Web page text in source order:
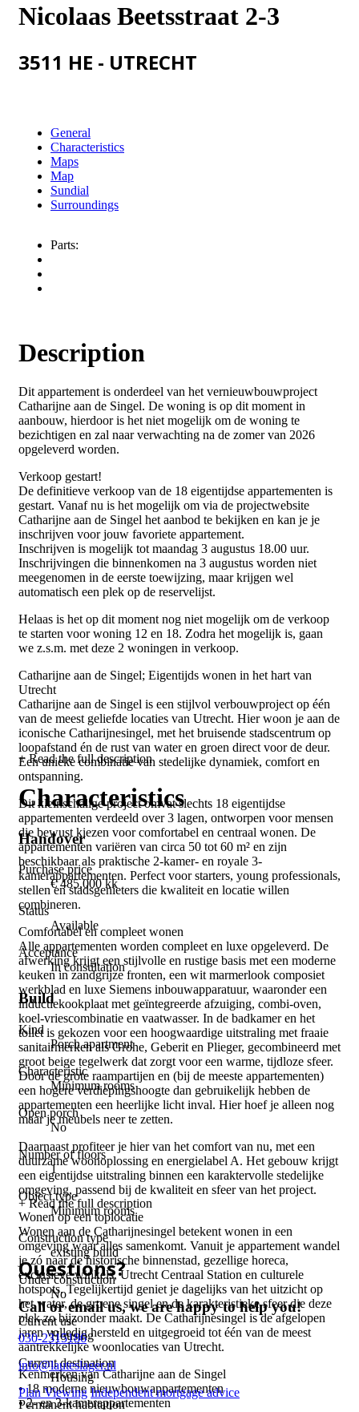
Nicolaas Beetsstraat 2-3
3511 HE - UTRECHT
General
Characteristics
Maps
Map
Sundial
Surroundings
Parts:
Description
Dit appartement is onderdeel van het vernieuwbouwproject
Catharijne aan de Singel. De woning is op dit moment in
aanbouw, hierdoor is het niet mogelijk om de woning te
bezichtigen en zal naar verwachting na de zomer van 2026
opgeleverd worden.
Verkoop gestart!
De definitieve verkoop van de 18 eigentijdse appartementen is
gestart. Vanaf nu is het mogelijk om via de projectwebsite
Catharijne aan de Singel het aanbod te bekijken en kan je je
inschrijven voor jouw favoriete appartement.
Inschrijven is mogelijk tot maandag 3 augustus 18.00 uur.
Inschrijvingen die binnenkomen na 3 augustus worden niet
meegenomen in de eerste toewijzing, maar krijgen wel
automatisch een plek op de reservelijst.
Helaas is het op dit moment nog niet mogelijk om de verkoop
te starten voor woning 12 en 18. Zodra het mogelijk is, gaan
we z.s.m. met deze 2 woningen in verkoop.
Catharijne aan de Singel; Eigentijds wonen in het hart van
Utrecht
Catharijne aan de Singel is een stijlvol verbouwproject op één
van de meest geliefde locaties van Utrecht. Hier woon je aan de
iconische Catharijnesingel, met het bruisende stadscentrum op
loopafstand én de rust van water en groen direct voor de deur.
Een unieke combinatie van stedelijke dynamiek, comfort en
ontspanning.
Dit kleinschalige project omvat slechts 18 eigentijdse
appartementen verdeeld over 3 lagen, ontworpen voor mensen
die bewust kiezen voor comfortabel en centraal wonen. De
appartementen variëren van circa 50 tot 60 m² en zijn
beschikbaar als praktische 2-kamer- en royale 3-
kamerappartementen. Perfect voor starters, young professionals,
stellen en stadsgenieters die kwaliteit en locatie willen
combineren.
Comfortabel en compleet wonen
Alle appartementen worden compleet en luxe opgeleverd. De
afwerking krijgt een stijlvolle en rustige basis met een moderne
keuken in zandgrijze fronten, een wit marmerlook composiet
werkblad en luxe Siemens inbouwapparatuur, waaronder een
inductiekookplaat met geïntegreerde afzuiging, combi-oven,
koel-vriescombinatie en vaatwasser. In de badkamer en het
toilet is gekozen voor een hoogwaardige uitstraling met fraaie
sanitairmerken als Grohe, Geberit en Plieger, gecombineerd met
groot beige tegelwerk dat zorgt voor een warme, tijdloze sfeer.
Door de grote raampartijen en (bij de meeste appartementen)
een hogere verdiepingshoogte dan gebruikelijk hebben de
appartementen een heerlijke licht inval. Hier hoef je alleen nog
maar je meubels neer te zetten.
Daarnaast profiteer je hier van het comfort van nu, met een
duurzame woonoplossing en energielabel A. Het gebouw krijgt
een eigentijdse uitstraling binnen een karaktervolle stedelijke
omgeving, passend bij de kwaliteit en sfeer van het project.
Wonen op een toplocatie
Wonen aan de Catharijnesingel betekent wonen in een
omgeving waar alles samenkomt. Vanuit je appartement wandel
je zó naar de historische binnenstad, gezellige horeca,
exclusieve winkels, Utrecht Centraal Station en culturele
hotspots. Tegelijkertijd geniet je dagelijks van het uitzicht op
het water, de groene singel en de karakteristieke sfeer die deze
plek zo bijzonder maakt. De Catharijnesingel is de afgelopen
jaren volledig hersteld en uitgegroeid tot één van de meest
aantrekkelijke woonlocaties van Utrecht.
Kenmerken van Catharijne aan de Singel
• 18 moderne nieuwbouwappartementen
• 2- en 3-kamerappartementen
+ Read the full description
Characteristics
Handover
Purchase price
€ 485,000 kk
Status
Available
Acceptance
In consultation
Build
Kind
Porch apartment
Characteristic
Minimum rooms
Open porch
No
Number of floors
1
Object type
Minimum rooms
Construction type
existing build
Under construction
No
Current use
Housing
Current destination
Housing
Permanent habitation
+ Read the full description
Questions?
Call or email us, we are happy to help you!
030-2315186
info@lauteslager.nl
Plan Viewing Independent mortgage advice